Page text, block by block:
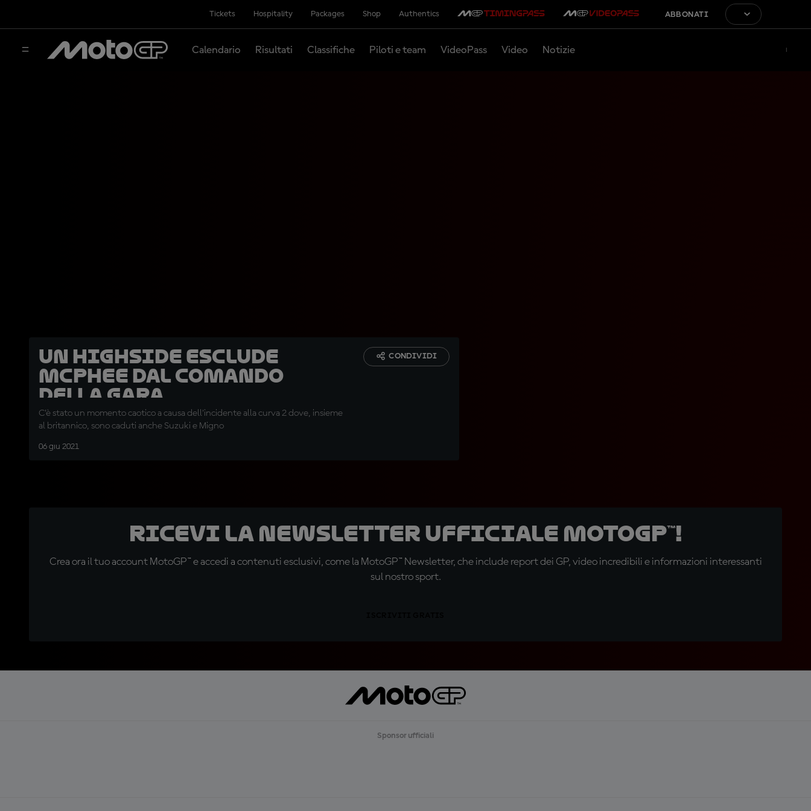
Tickets Hospitality Packages Shop Authentics ABBONATI
Calendario Risultati Classifiche Piloti e team VideoPass Video Notizie
Un highside esclude
McPhee dal comando
della gara
C’è stato un momento caotico a causa dell’incidente alla curva 2 dove, insieme
al britannico, sono caduti anche Suzuki e Migno
06 giu 2021
CONDIVIDI
Ricevi la newsletter ufficiale MotoGP™!
Crea ora il tuo account MotoGP™ e accedi a contenuti esclusivi, come la MotoGP™ Newsletter, che include report dei GP, video incredibili e informazioni interessanti
sul nostro sport.
Sponsor ufficiali